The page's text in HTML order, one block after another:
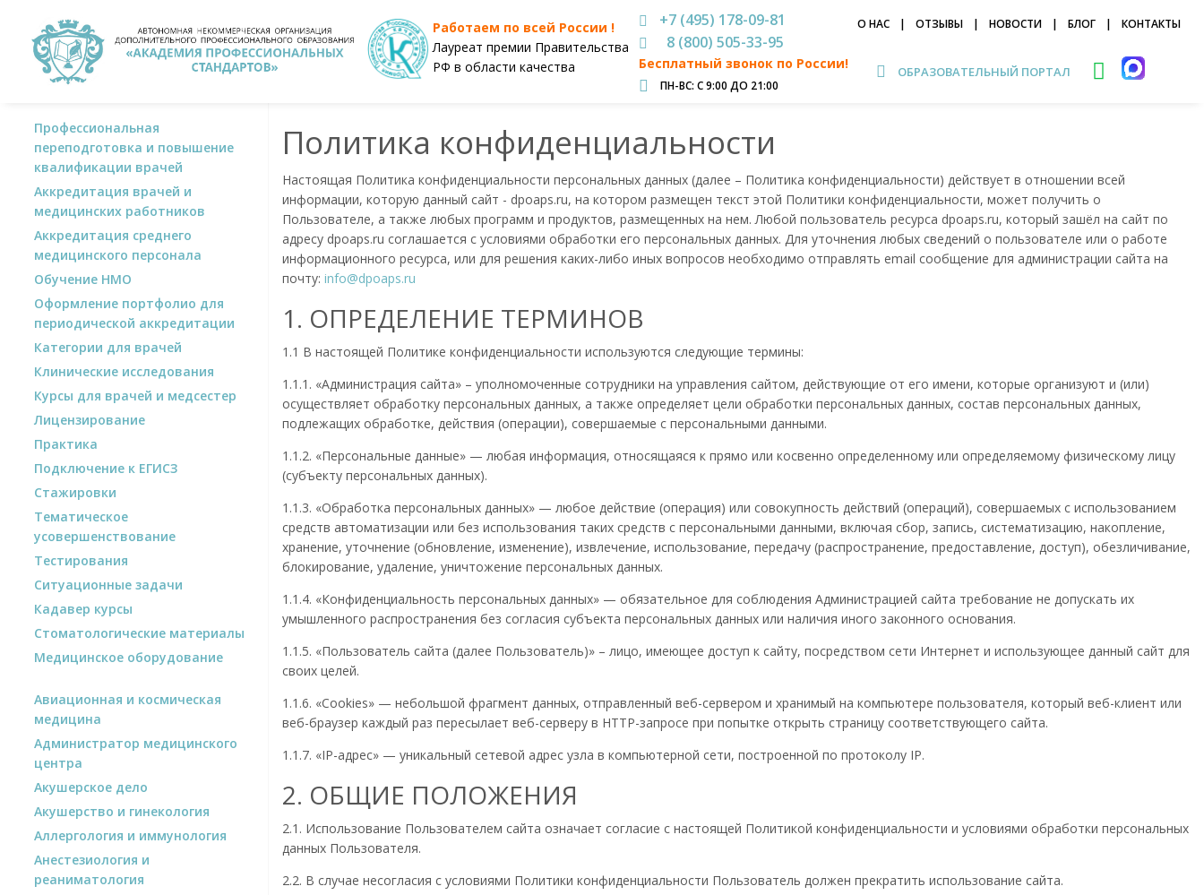
Профессиональная
переподготовка и повышение
квалификации врачей
Аккредитация врачей и
медицинских работников
Аккредитация среднего
медицинского персонала
Обучение НМО
Оформление портфолио для
периодической аккредитации
Категории для врачей
Клинические исследования
Курсы для врачей и медсестер
Лицензирование
Практика
Подключение к ЕГИСЗ
Стажировки
Тематическое
усовершенствование
Тестирования
Ситуационные задачи
Кадавер курсы
Стоматологические материалы
Медицинское оборудование
Авиационная и космическая
медицина
Администратор медицинского
центра
Акушерское дело
Акушерство и гинекология
Аллергология и иммунология
Анестезиология и
реаниматология
Работаем по всей России !
Лауреат премии Правительства
РФ в области качества
+7 (495) 178-09-81
8 (800) 505-33-95
Бесплатный звонок по России!
ПН-ВС: С 9:00 ДО 21:00
О НАС | ОТЗЫВЫ | НОВОСТИ | БЛОГ | КОНТАКТЫ
ОБРАЗОВАТЕЛЬНЫЙ ПОРТАЛ
Политика конфиденциальности
Настоящая Политика конфиденциальности персональных данных (далее – Политика конфиденциальности) действует в отношении всей
информации, которую данный сайт - dpoaps.ru, на котором размещен текст этой Политики конфиденциальности, может получить о
Пользователе, а также любых программ и продуктов, размещенных на нем. Любой пользователь ресурса dpoaps.ru, который зашёл на сайт по
адресу dpoaps.ru соглашается с условиями обработки его персональных данных. Для уточнения любых сведений о пользователе или о работе
информационного ресурса, или для решения каких-либо иных вопросов необходимо отправлять email сообщение для администрации сайта на
почту: info@dpoaps.ru
1. ОПРЕДЕЛЕНИЕ ТЕРМИНОВ
1.1 В настоящей Политике конфиденциальности используются следующие термины:
1.1.1. «Администрация сайта» – уполномоченные сотрудники на управления сайтом, действующие от его имени, которые организуют и (или)
осуществляет обработку персональных данных, а также определяет цели обработки персональных данных, состав персональных данных,
подлежащих обработке, действия (операции), совершаемые с персональными данными.
1.1.2. «Персональные данные» — любая информация, относящаяся к прямо или косвенно определенному или определяемому физическому лицу
(субъекту персональных данных).
1.1.3. «Обработка персональных данных» — любое действие (операция) или совокупность действий (операций), совершаемых с использованием
средств автоматизации или без использования таких средств с персональными данными, включая сбор, запись, систематизацию, накопление,
хранение, уточнение (обновление, изменение), извлечение, использование, передачу (распространение, предоставление, доступ), обезличивание,
блокирование, удаление, уничтожение персональных данных.
1.1.4. «Конфиденциальность персональных данных» — обязательное для соблюдения Администрацией сайта требование не допускать их
умышленного распространения без согласия субъекта персональных данных или наличия иного законного основания.
1.1.5. «Пользователь сайта (далее Пользователь)» – лицо, имеющее доступ к сайту, посредством сети Интернет и использующее данный сайт для
своих целей.
1.1.6. «Cookies» — небольшой фрагмент данных, отправленный веб-сервером и хранимый на компьютере пользователя, который веб-клиент или
веб-браузер каждый раз пересылает веб-серверу в HTTP-запросе при попытке открыть страницу соответствующего сайта.
1.1.7. «IP-адрес» — уникальный сетевой адрес узла в компьютерной сети, построенной по протоколу IP.
2. ОБЩИЕ ПОЛОЖЕНИЯ
2.1. Использование Пользователем сайта означает согласие с настоящей Политикой конфиденциальности и условиями обработки персональных
данных Пользователя.
2.2. В случае несогласия с условиями Политики конфиденциальности Пользователь должен прекратить использование сайта.